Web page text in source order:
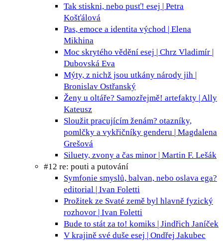
Tak stiskni, nebo pusť! esej | Petra
Košťálová
Pas, emoce a identita východ | Elena
Mikhina
Moc skrytého vědění esej | Chrz Vladimír |
Dubovská Eva
Mýty, z nichž jsou utkány národy jih |
Bronislav Ostřanský
Ženy u oltáře? Samozřejmě! artefakty | Ally
Kateusz
Sloužit pracujícím ženám? otazníky,
pomlčky a vykřičníky genderu | Magdalena
Grešová
Siluety, zvony a čas minor | Martin F. Lešák
#12 re: pouti a putování
Symfonie smyslů, balvan, nebo oslava ega?
editorial | Ivan Foletti
Prožitek ze Svaté země byl hlavně fyzický
rozhovor | Ivan Foletti
Bude to stát za to! komiks | Jindřich Janíček
V krajině své duše esej | Ondřej Jakubec